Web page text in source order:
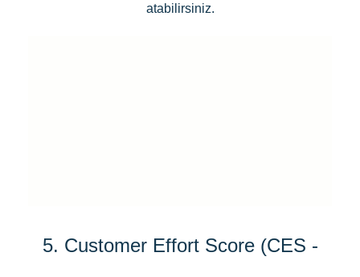
atabilirsiniz.
5. Customer Effort Score (CES -